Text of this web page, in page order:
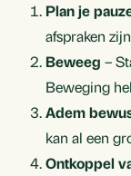
Plan je
afspraken
Beweeg –
Beweging
Adem
kan al een
Ontkoppel